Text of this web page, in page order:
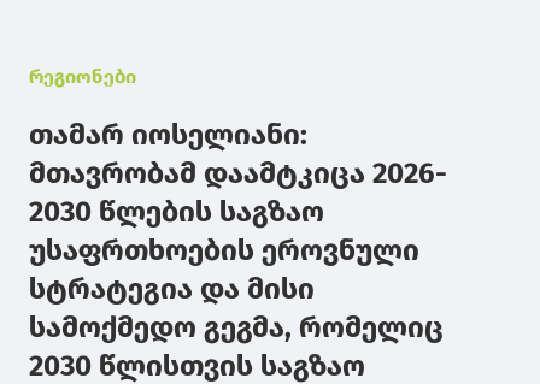
რეგიონები
თამარ იოსელიანი:
მთავრობამ დაამტკიცა 2026-
2030 წლების საგზაო
უსაფრთხოების ეროვნული
სტრატეგია და მისი
სამოქმედო გეგმა, რომელიც
2030 წლისთვის საგზაო